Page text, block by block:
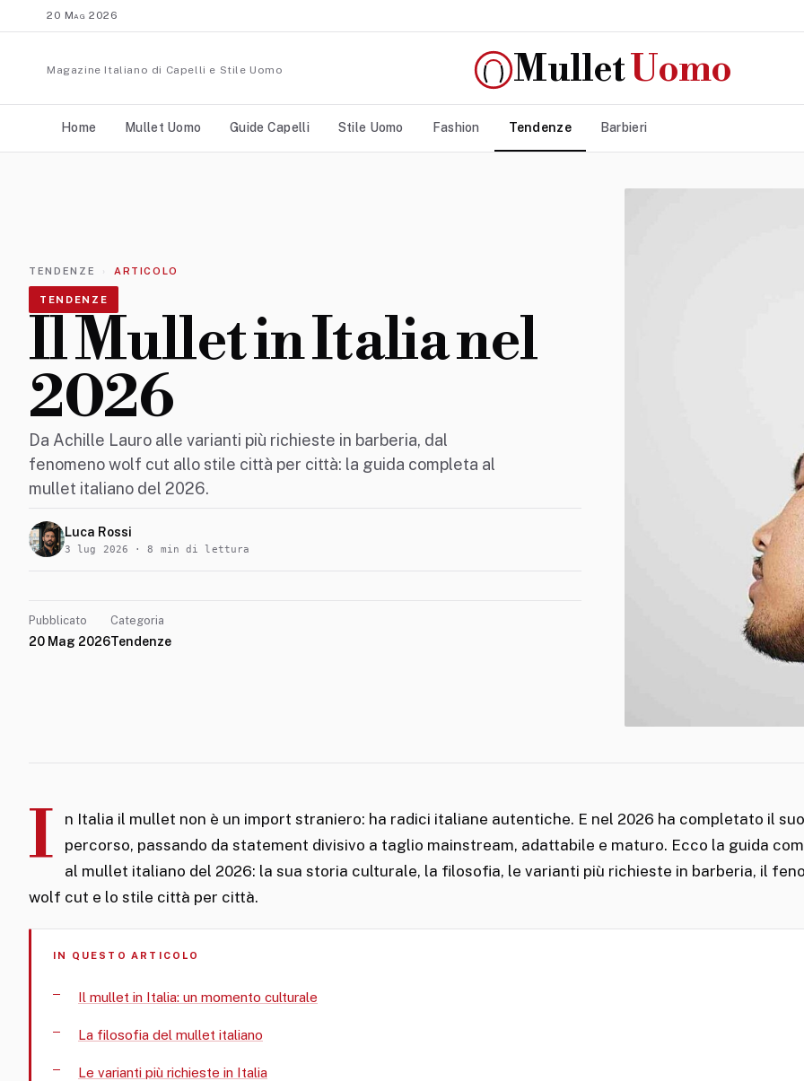
20 Mag 2026
Magazine Italiano di Capelli e Stile Uomo MulletUomo
Home Mullet Uomo Guide Capelli Stile Uomo Fashion Tendenze Barbieri
TENDENZE ARTICOLO
TENDENZE
Il Mullet in Italia nel
2026
Da Achille Lauro alle varianti più richieste in barberia, dal
fenomeno wolf cut allo stile città per città: la guida completa al
mullet italiano del 2026.
Luca Rossi
3 lug 2026 · 8 min di lettura
Pubblicato
20 Mag 2026
Categoria
Tendenze
I
n Italia il mullet non è un import straniero: ha radici italiane autentiche. E nel 2026 ha completato il suo
percorso, passando da statement divisivo a taglio mainstream, adattabile e maturo. Ecco la guida
al mullet italiano del 2026: la sua storia culturale, la filosofia, le varianti più richieste in barberia, il
wolf cut e lo stile città per città.
IN QUESTO ARTICOLO
Il mullet in Italia: un momento culturale
La filosofia del mullet italiano
Le varianti più richieste in Italia